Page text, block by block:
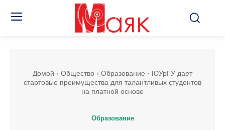
Домой Общество Образование
ЮУрГУ дает
стартовые преимущества для талантливых студентов
на платной основе
Образование